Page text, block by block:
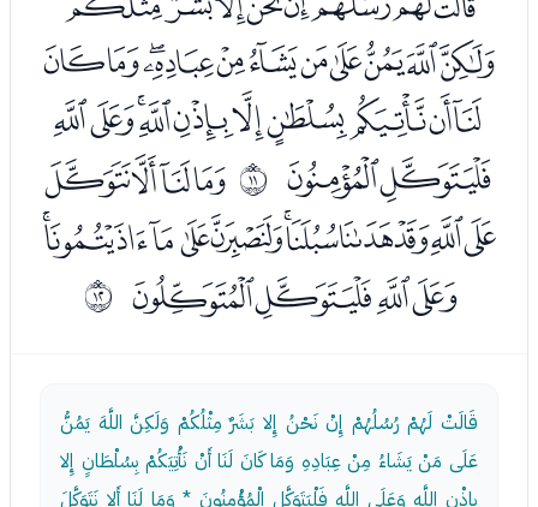
ﭙﭚﭛﭜﭝﭞﭟﭠﭡﭢﭣ
ﭤﭥﭦﭧﭨﭩﭪﭫﭬﭭ
ﭮﭯ ﰊ ﭱﭲﭳﭴ
ﭵﭶﭷﭸﭹﭺﭻﭼﭽﭾﭿ
ﮀﮁﮂﮃ ﰋ
قَالَتْ لَهُمْ رُسُلُهُمْ إِنْ نَحْنُ إِلا بَشَرٌ مِثْلُكُمْ وَلَكِنَّ اللَّهَ يَمُنُّ
عَلَى مَنْ يَشَاءُ مِنْ عِبَادِهِ وَمَا كَانَ لَنَا أَنْ نَأْتِيَكُمْ بِسُلْطَانٍ إِلا
بِإِذْنِ اللَّهِ وَعَلَى اللَّهِ فَلْيَتَوَكَّلِ الْمُؤْمِنُونَ * وَمَا لَنَا أَلا نَتَوَكَّلَ